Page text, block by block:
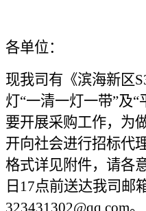
各单位：
现我司有《滨海新区
灯“一清一灯一带”及
要开展采购工作，为
开向社会进行招标代
格式详见附件，请各
日 17点前送达我司邮
323431302@qq.com。